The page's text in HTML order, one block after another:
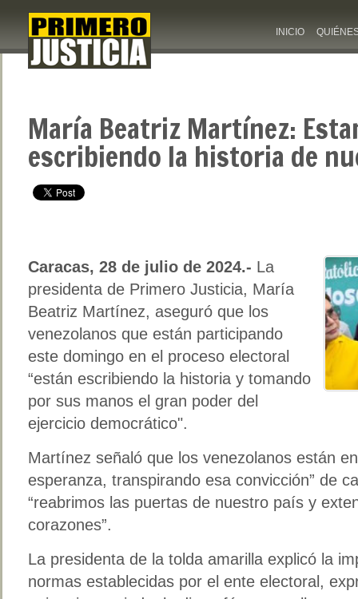
INICIO
María Beatriz Martínez:
escribiendo la historia de
Caracas, 28 de julio de 2024.- La
presidenta de Primero Justicia, María
Beatriz Martínez, aseguró que los
venezolanos que están participando
este domingo en el proceso electoral
“están escribiendo la historia y tomando
por sus manos el gran poder del
ejercicio democrático".
Martínez señaló que los venezolanos están
esperanza, transpirando esa convicción” de
“reabrimos las puertas de nuestro país y
corazones”.
La presidenta de la tolda amarilla explicó la
normas establecidas por el ente electoral,